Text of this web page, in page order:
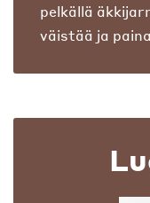
pelkällä
väistää ja